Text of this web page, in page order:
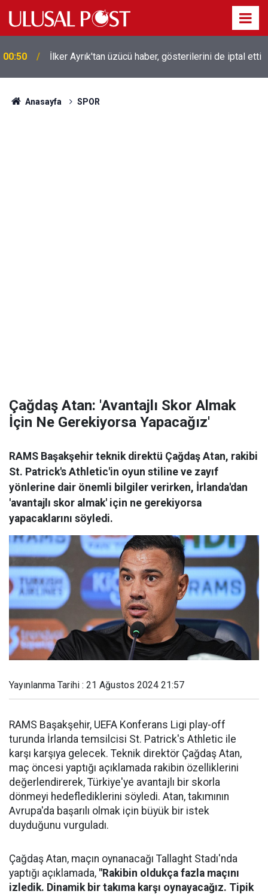
00:39
Liverpool efsanesi Mısırlı yıldız Mohamed Salah
Trabzonspor ile anlaştı! Yarın geliyor
Anasayfa SPOR
Çağdaş Atan: 'Avantajlı Skor Almak
İçin Ne Gerekiyorsa Yapacağız'
RAMS Başakşehir teknik direktü Çağdaş Atan, rakibi
St. Patrick's Athletic'in oyun stiline ve zayıf
yönlerine dair önemli bilgiler verirken, İrlanda'dan
'avantajlı skor almak' için ne gerekiyorsa
yapacaklarını söyledi.
Yayınlanma Tarihi : 21 Ağustos 2024 21:57
RAMS Başakşehir, UEFA Konferans Ligi play-off
turunda İrlanda temsilcisi St. Patrick's Athletic ile
karşı karşıya gelecek. Teknik direktör Çağdaş Atan,
maç öncesi yaptığı açıklamada rakibin özelliklerini
değerlendirerek, Türkiye'ye avantajlı bir skorla
dönmeyi hedeflediklerini söyledi. Atan, takımının
Avrupa'da başarılı olmak için büyük bir istek
duyduğunu vurguladı.
Çağdaş Atan, maçın oynanacağı Tallaght Stadı'nda
yaptığı açıklamada, "Rakibin oldukça fazla maçını
izledik. Dinamik bir takıma karşı oynayacağız. Tipik